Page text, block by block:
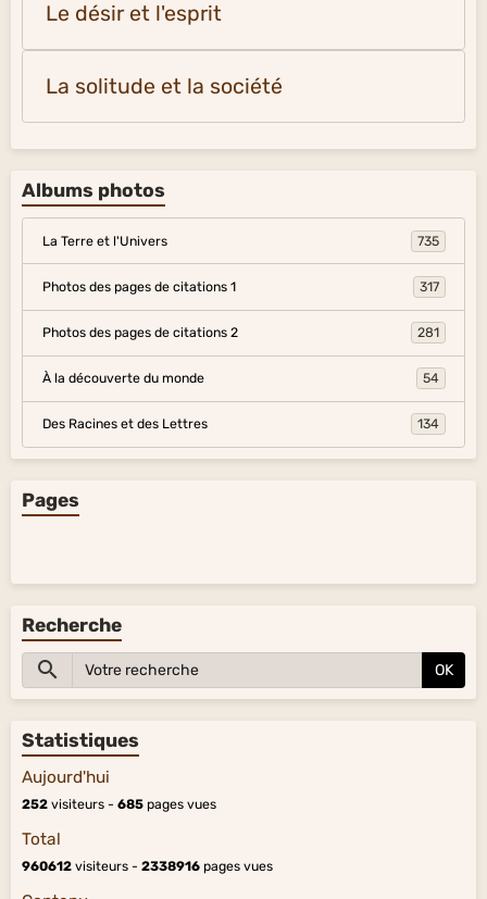
Le désir et l'esprit
La solitude et la société
Albums photos
La Terre et l'Univers 735
Photos des pages de citations 1 317
Photos des pages de citations 2 281
À la découverte du monde 54
Des Racines et des Lettres 134
Pages
Recherche
OK
Statistiques
Aujourd'hui
252 visiteurs - 685 pages vues
Total
960612 visiteurs - 2338916 pages vues